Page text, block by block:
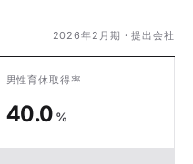
2026年2月期・提出会社
男性育休取得率
40.0 %